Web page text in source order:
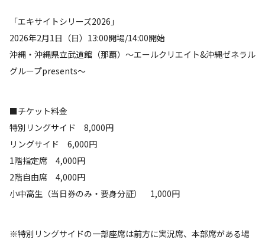
「エキサイトシリーズ2026」
2026年2月1日（日）13:00開場/14:00開始
沖縄・沖縄県立武道館（那覇）～エールクリエイト&沖縄ゼネラル
グループpresents～
■チケット料金
特別リングサイド 8,000円
リングサイド 6,000円
1階指定席 4,000円
2階自由席 4,000円
小中高生（当日券のみ・要身分証） 1,000円
※特別リングサイドの一部座席は前方に実況席、本部席がある場